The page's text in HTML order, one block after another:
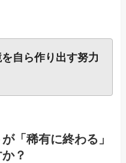
自ら作り出す努力
「稀有に終わる」
？